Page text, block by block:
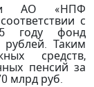
АО «НПФ
с
году фонд
Таким
средств,
пенсий за
млрд руб.